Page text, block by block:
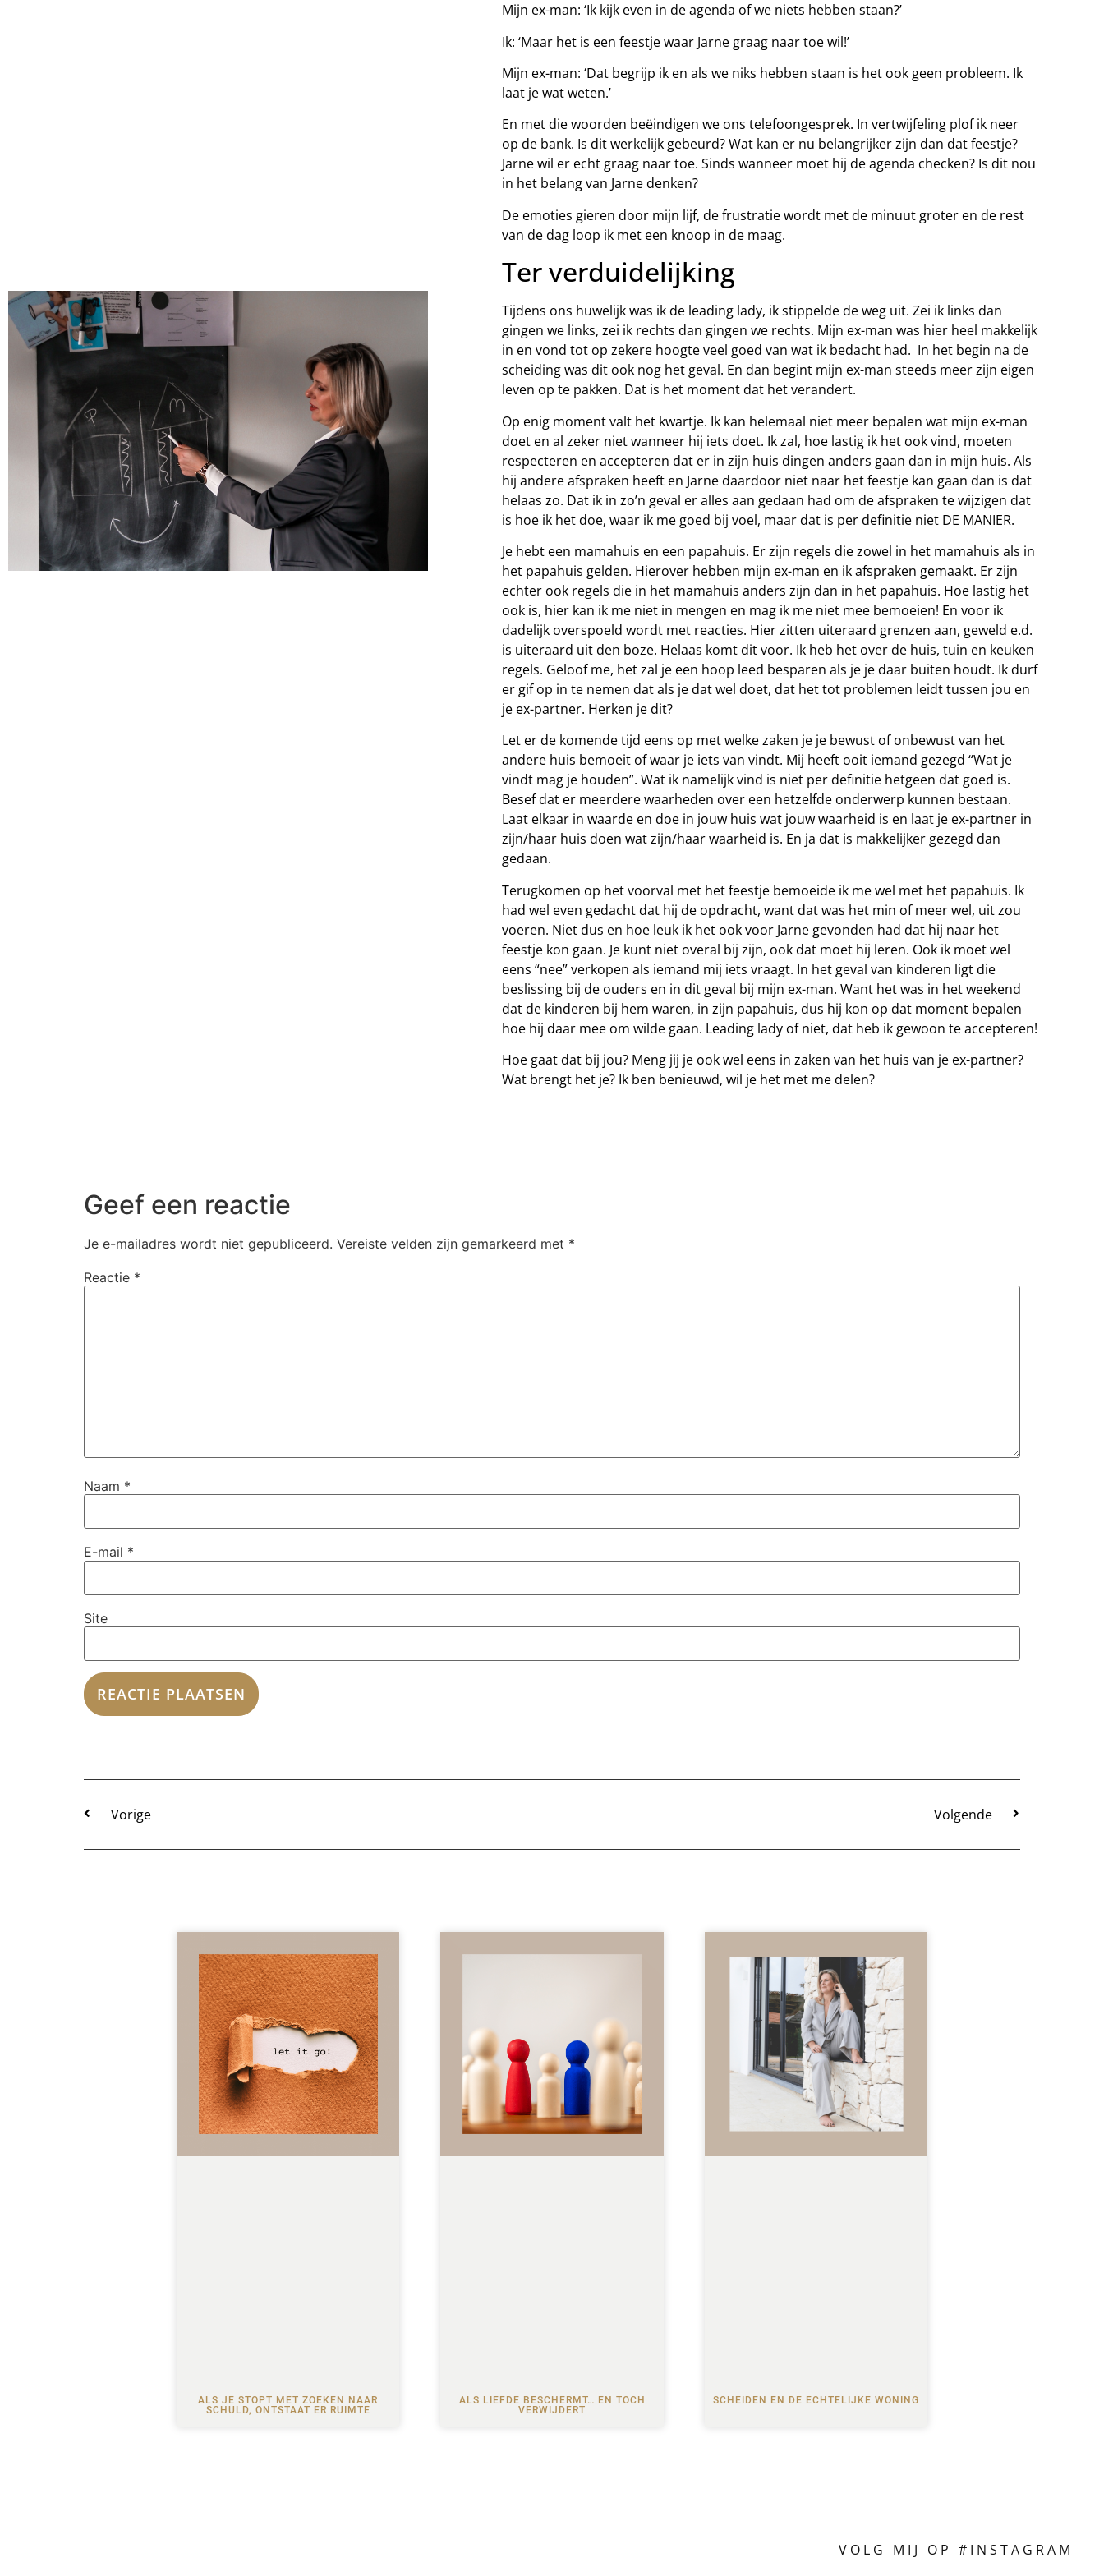
Mijn ex-man: ‘Ik kijk even in de agenda of we niets hebben staan?’
Ik: ‘Maar het is een feestje waar Jarne graag naar toe wil!’
Mijn ex-man: ‘Dat begrijp ik en als we niks hebben staan is het ook geen probleem. Ik
laat je wat weten.’
En met die woorden beëindigen we ons telefoongesprek. In vertwijfeling plof ik neer
op de bank. Is dit werkelijk gebeurd? Wat kan er nu belangrijker zijn dan dat feestje?
Jarne wil er echt graag naar toe. Sinds wanneer moet hij de agenda checken? Is dit nou
in het belang van Jarne denken?
De emoties gieren door mijn lijf, de frustratie wordt met de minuut groter en de rest
van de dag loop ik met een knoop in de maag.
Ter verduidelijking
Tijdens ons huwelijk was ik de leading lady, ik stippelde de weg uit. Zei ik links dan
gingen we links, zei ik rechts dan gingen we rechts. Mijn ex-man was hier heel makkelijk
in en vond tot op zekere hoogte veel goed van wat ik bedacht had. In het begin na de
scheiding was dit ook nog het geval. En dan begint mijn ex-man steeds meer zijn eigen
leven op te pakken. Dat is het moment dat het verandert.
Op enig moment valt het kwartje. Ik kan helemaal niet meer bepalen wat mijn ex-man
doet en al zeker niet wanneer hij iets doet. Ik zal, hoe lastig ik het ook vind, moeten
respecteren en accepteren dat er in zijn huis dingen anders gaan dan in mijn huis. Als
hij andere afspraken heeft en Jarne daardoor niet naar het feestje kan gaan dan is dat
helaas zo. Dat ik in zo’n geval er alles aan gedaan had om de afspraken te wijzigen dat
is hoe ik het doe, waar ik me goed bij voel, maar dat is per definitie niet DE MANIER.
Je hebt een mamahuis en een papahuis. Er zijn regels die zowel in het mamahuis als in
het papahuis gelden. Hierover hebben mijn ex-man en ik afspraken gemaakt. Er zijn
echter ook regels die in het mamahuis anders zijn dan in het papahuis. Hoe lastig het
ook is, hier kan ik me niet in mengen en mag ik me niet mee bemoeien! En voor ik
dadelijk overspoeld wordt met reacties. Hier zitten uiteraard grenzen aan, geweld e.d.
is uiteraard uit den boze. Helaas komt dit voor. Ik heb het over de huis, tuin en keuken
regels. Geloof me, het zal je een hoop leed besparen als je je daar buiten houdt. Ik durf
er gif op in te nemen dat als je dat wel doet, dat het tot problemen leidt tussen jou en
je ex-partner. Herken je dit?
Let er de komende tijd eens op met welke zaken je je bewust of onbewust van het
andere huis bemoeit of waar je iets van vindt. Mij heeft ooit iemand gezegd “Wat je
vindt mag je houden”. Wat ik namelijk vind is niet per definitie hetgeen dat goed is.
Besef dat er meerdere waarheden over een hetzelfde onderwerp kunnen bestaan.
Laat elkaar in waarde en doe in jouw huis wat jouw waarheid is en laat je ex-partner in
zijn/haar huis doen wat zijn/haar waarheid is. En ja dat is makkelijker gezegd dan
gedaan.
Terugkomen op het voorval met het feestje bemoeide ik me wel met het papahuis. Ik
had wel even gedacht dat hij de opdracht, want dat was het min of meer wel, uit zou
voeren. Niet dus en hoe leuk ik het ook voor Jarne gevonden had dat hij naar het
feestje kon gaan. Je kunt niet overal bij zijn, ook dat moet hij leren. Ook ik moet wel
eens “nee” verkopen als iemand mij iets vraagt. In het geval van kinderen ligt die
beslissing bij de ouders en in dit geval bij mijn ex-man. Want het was in het weekend
dat de kinderen bij hem waren, in zijn papahuis, dus hij kon op dat moment bepalen
hoe hij daar mee om wilde gaan. Leading lady of niet, dat heb ik gewoon te accepteren!
Hoe gaat dat bij jou? Meng jij je ook wel eens in zaken van het huis van je ex-partner?
Wat brengt het je? Ik ben benieuwd, wil je het met me delen?
Geef een reactie
Je e-mailadres wordt niet gepubliceerd. Vereiste velden zijn gemarkeerd met *
Reactie *
Naam *
E-mail *
Site
Vorige Volgende
ALS JE STOPT MET ZOEKEN NAAR
SCHULD, ONTSTAAT ER RUIMTE
ALS LIEFDE BESCHERMT… EN TOCH
VERWIJDERT
SCHEIDEN EN DE ECHTELIJKE WONING
VOLG MIJ OP #INSTAGRAM